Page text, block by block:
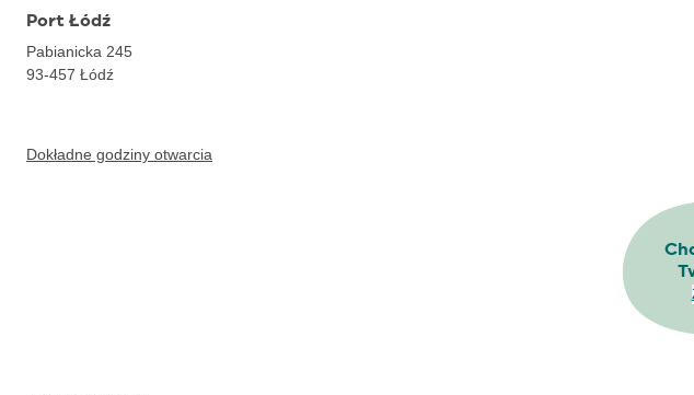
Port Łódź
Pabianicka 245
93-457 Łódź
Dokładne godziny otwarcia